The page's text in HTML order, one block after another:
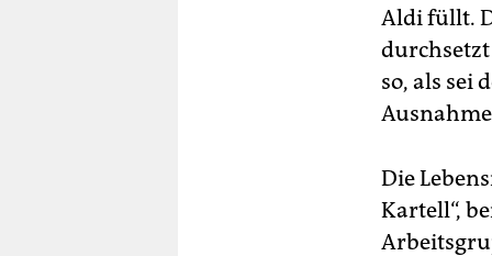
Aldi füllt.
so, als sei
Die
Kartell“,